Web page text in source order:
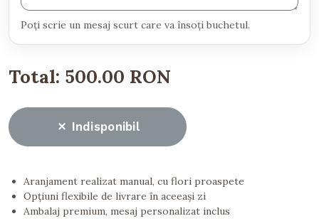
Poți scrie un mesaj scurt care va însoți buchetul.
Total: 500.00 RON
Indisponibil
Aranjament realizat manual, cu flori proaspete
Opțiuni flexibile de livrare în aceeași zi
Ambalaj premium, mesaj personalizat inclus